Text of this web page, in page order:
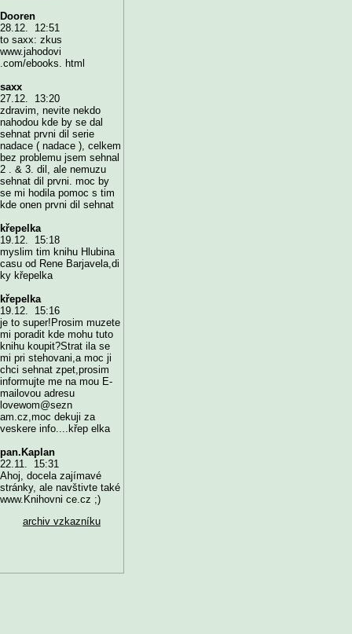
Dooren
28.12. 12:51
to saxx: zkus
www.jahodovi
.com/ebooks. html
saxx
27.12. 13:20
zdravim, nevite nekdo
nahodou kde by se dal
sehnat prvni dil serie
nadace ( nadace ), celkem
bez problemu jsem sehnal
2 . & 3. dil, ale nemuzu
sehnat dil prvni. moc by
se mi hodila pomoc s tim
kde onen prvni dil sehnat
křepelka
19.12. 15:18
myslim tim knihu Hlubina
casu od Rene Barjavela,di
ky křepelka
křepelka
19.12. 15:16
je to super!Prosim muzete
mi poradit kde mohu tuto
knihu koupit?Strat ila se
mi pri stehovani,a moc ji
chci sehnat zpet,prosim
informujte me na mou E-
mailovou adresu
lovewom@sezn
am.cz,moc dekuji za
veskere info....křep elka
pan.Kaplan
22.11. 15:31
Ahoj, docela zajímavé
stránky, ale navštivte také
www.Knihovni ce.cz ;)
archiv vzkazníku